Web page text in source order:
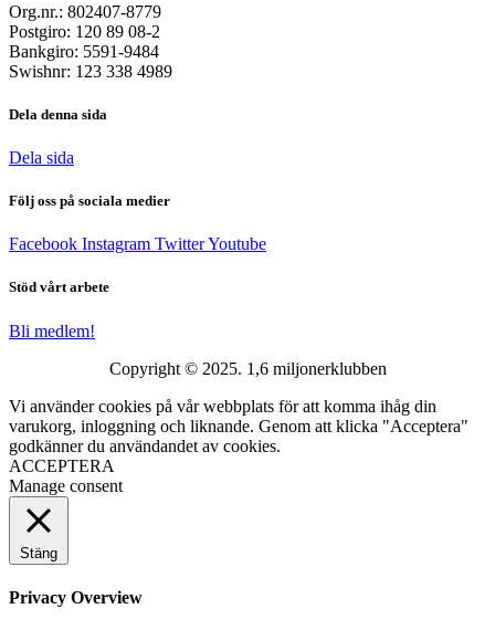
Org.nr.: 802407-8779
Postgiro: 120 89 08-2
Bankgiro: 5591-9484
Swishnr: 123 338 4989
Dela denna sida
Dela sida
Följ oss på sociala medier
Facebook Instagram TwitterYoutube
Stöd vårt arbete
Bli medlem!
Copyright © 2025. 1,6 miljonerklubben
Vi använder cookies på vår webbplats för att komma ihåg din
varukorg, inloggning och liknande. Genom att klicka "Acceptera"
godkänner du användandet av cookies.
ACCEPTERA
Manage consent
Stäng
Privacy Overview